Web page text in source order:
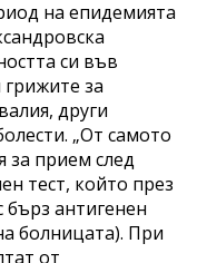
на епидемията
си във
за
други
„От самото
за прием след
тест, който през
бърз антигенен
болницата). При
от